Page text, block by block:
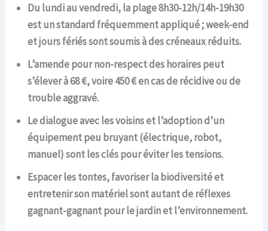
Du lundi au vendredi, la plage 8h30-12h/14h-19h30
est un standard fréquemment appliqué ; week-end
et jours fériés sont soumis à des créneaux réduits.
L’amende pour non-respect des horaires peut
s’élever à 68 €, voire 450 € en cas de récidive ou de
trouble aggravé.
Le dialogue avec les voisins et l’adoption d’un
équipement peu bruyant (électrique, robot,
manuel) sont les clés pour éviter les tensions.
Espacer les tontes, favoriser la biodiversité et
entretenir son matériel sont autant de réflexes
gagnant-gagnant pour le jardin et l’environnement.